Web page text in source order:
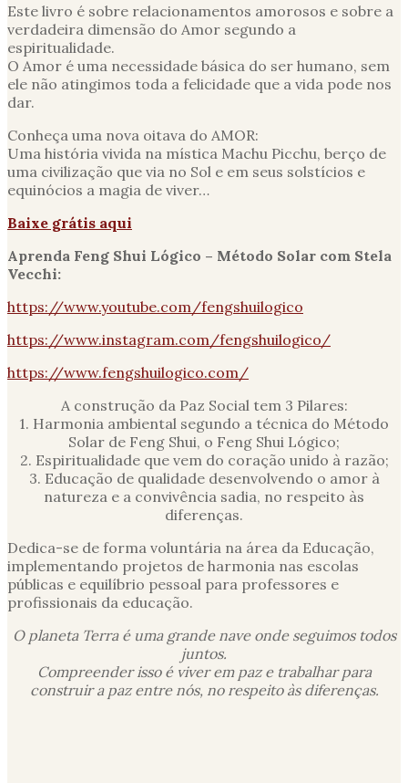
Este livro é sobre relacionamentos amorosos e sobre a
verdadeira dimensão do Amor segundo a
espiritualidade.
O Amor é uma necessidade básica do ser humano, sem
ele não atingimos toda a felicidade que a vida pode nos
dar.
Conheça uma nova oitava do AMOR:
Uma história vivida na mística Machu Picchu, berço de
uma civilização que via no Sol e em seus solstícios e
equinócios a magia de viver…
Baixe grátis aqui
Aprenda Feng Shui Lógico – Método Solar com Stela
Vecchi:
https://www.youtube.com/fengshuilogico
https://www.instagram.com/fengshuilogico/
https://www.fengshuilogico.com/
A construção da Paz Social tem 3 Pilares:
1. Harmonia ambiental segundo a técnica do Método
Solar de Feng Shui, o Feng Shui Lógico;
2. Espiritualidade que vem do coração unido à razão;
3. Educação de qualidade desenvolvendo o amor à
natureza e a convivência sadia, no respeito às
diferenças.
Dedica-se de forma voluntária na área da Educação,
implementando projetos de harmonia nas escolas
públicas e equilíbrio pessoal para professores e
profissionais da educação.
O planeta Terra é uma grande nave onde seguimos todos
juntos.
Compreender isso é viver em paz e trabalhar para
construir a paz entre nós, no respeito às diferenças.